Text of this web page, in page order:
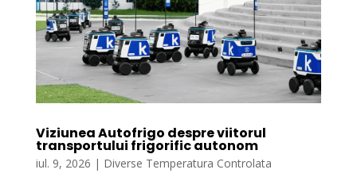
Viziunea Autofrigo despre viitorul
transportului frigorific autonom
iul. 9, 2026 | Diverse Temperatura Controlata